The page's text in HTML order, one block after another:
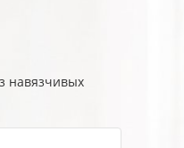
навязчивых